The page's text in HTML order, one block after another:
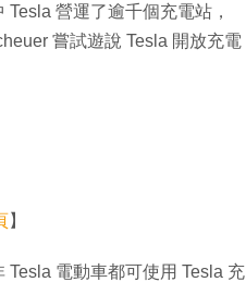
營運了逾千個充電站，
嘗試遊說 Tesla 開放充電
】
電動車都可使用 Tesla 充